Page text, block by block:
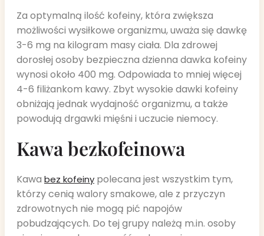
Za optymalną ilość kofeiny, która zwiększa
możliwości wysiłkowe organizmu, uważa się dawkę
3-6 mg na kilogram masy ciała. Dla zdrowej
dorosłej osoby bezpieczna dzienna dawka kofeiny
wynosi około 400 mg. Odpowiada to mniej więcej
4-6 filiżankom kawy. Zbyt wysokie dawki kofeiny
obniżają jednak wydajność organizmu, a także
powodują drgawki mięśni i uczucie niemocy.
Kawa bezkofeinowa
Kawa bez kofeiny polecana jest wszystkim tym,
którzy cenią walory smakowe, ale z przyczyn
zdrowotnych nie mogą pić napojów
pobudzających. Do tej grupy należą m.in. osoby